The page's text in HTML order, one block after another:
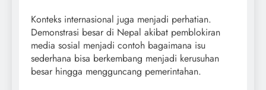
Konteks internasional juga menjadi perhatian.
Demonstrasi besar di Nepal akibat pemblokiran
media sosial menjadi contoh bagaimana isu
sederhana bisa berkembang menjadi kerusuhan
besar hingga mengguncang pemerintahan.